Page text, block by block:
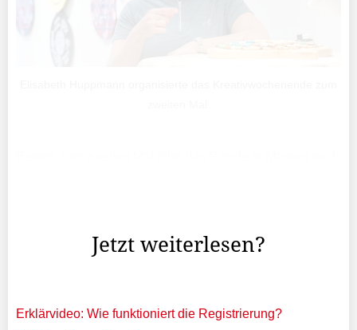
Jetzt weiterlesen?
Erklärvideo: Wie funktioniert die Registrierung?